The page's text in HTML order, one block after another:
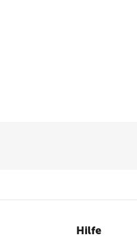
Hilfe